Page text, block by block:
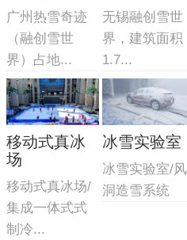
广州热雪奇迹
（融创雪世
界）占地...
无锡融创雪世
界，建筑面积
1.7...
移动式真冰
场
移动式真冰场/
集成一体式式
制冷...
冰雪实验室
冰雪实验室/风
洞造雪系统